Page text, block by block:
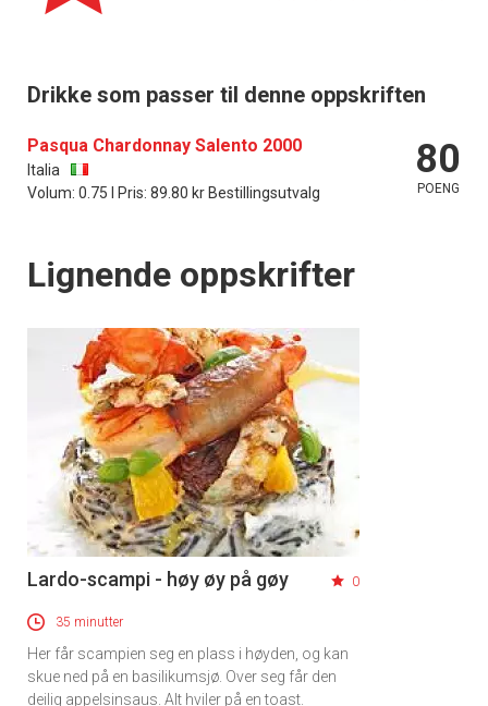
Drikke som passer til denne oppskriften
Pasqua Chardonnay Salento 2000
Italia
Volum: 0.75 l Pris: 89.80 kr Bestillingsutvalg
80
POENG
Lignende oppskrifter
Lardo-scampi - høy øy på gøy 0
35 minutter
Her får scampien seg en plass i høyden, og kan
skue ned på en basilikumsjø. Over seg får den
deilig appelsinsaus. Alt hviler på en toast.